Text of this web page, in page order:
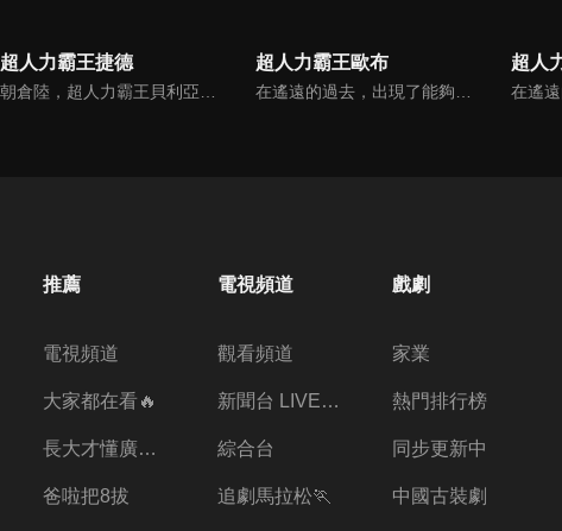
超人力霸王捷德 超人力霸王歐布 超人
推薦
電視頻道
大家都在看🔥
長大才懂廣志的偉大
爸啦把8拔
電視頻道
觀看頻道
新聞台 LIVE 直播
綜合台
追劇馬拉松🏃
戲劇
家業
熱門排行榜
同步更新中
中國古裝劇